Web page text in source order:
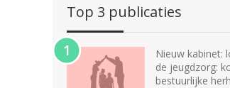
Top 3 publicaties
Nieuw kabinet:
de jeugdzorg:
bestuurlijke